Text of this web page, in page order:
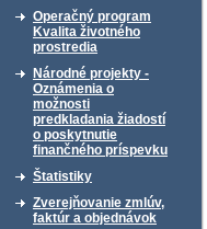
Operačný program
Kvalita životného
prostredia
Národné projekty -
Oznámenia o
možnosti
predkladania žiadostí
o poskytnutie
finančného príspevku
Štatistiky
Zverejňovanie zmlúv,
faktúr a objednávok